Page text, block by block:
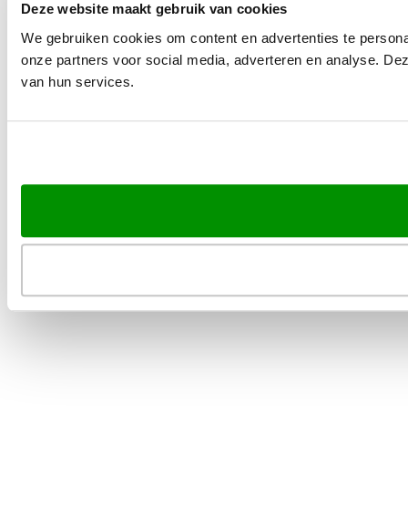
Deze website maakt gebruik van cookies
We gebruiken cookies om content en advertenties te
onze partners voor social media, adverteren en analyse.
van hun services.